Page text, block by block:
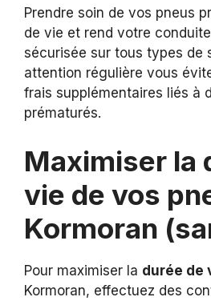
Prendre soin de vos pneus
de vie et rend votre
sécurisée sur tous types de
attention régulière vous
frais supplémentaires liés à
prématurés.
Maximiser la
vie de vos
Kormoran
Pour maximiser la durée de
Kormoran, effectuez des